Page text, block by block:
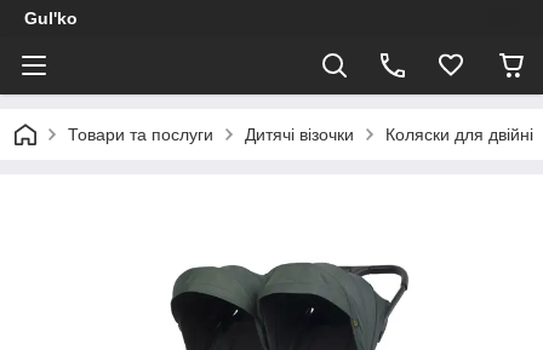
Gul'ko
Товари та послуги Дитячі візочки Коляски для двійні